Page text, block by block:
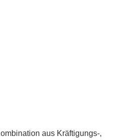
aus Kräftigungs-,